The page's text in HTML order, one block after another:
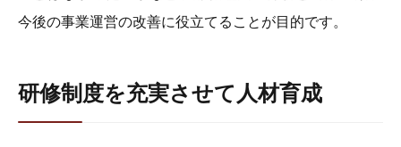
今後の事業運営の改善に役立てることが目的です。
研修制度を充実させて人材育成